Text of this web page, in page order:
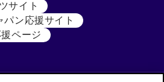
サイト [別ウィンドウで開く]
パン応援サイト [別ウィンドウで開
ページ [別ウィンドウで開く]